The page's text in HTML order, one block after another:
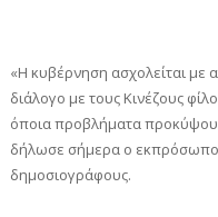
«Η κυβέρνηση ασχολείται με
διάλογο με τους Κινέζους
όποια προβλήματα
δήλωσε σήμερα ο
δημοσιογράφους.